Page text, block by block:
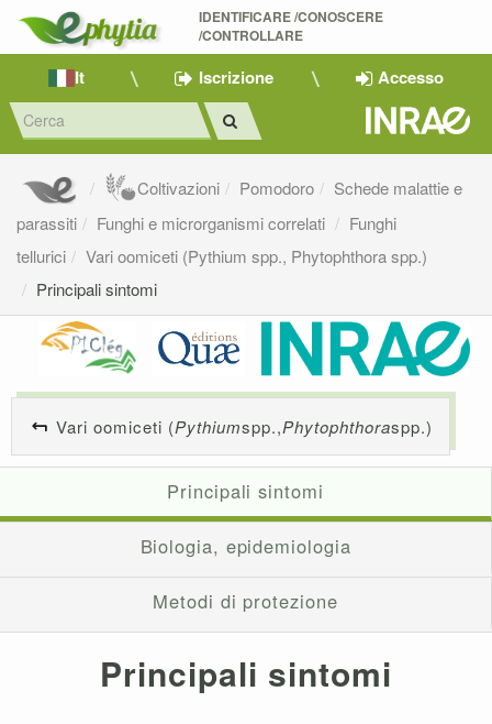
IDENTIFICARE /CONOSCERE
/CONTROLLARE
It Iscrizione Accesso
Coltivazioni Pomodoro
Schede malattie e
parassiti
Funghi e microrganismi correlati
Funghi
tellurici
Vari oomiceti (Pythium spp., Phytophthora spp.)
Principali sintomi
Vari oomiceti (Pythiumspp.,Phytophthoraspp.)
Principali sintomi
Biologia, epidemiologia
Metodi di protezione
Principali sintomi